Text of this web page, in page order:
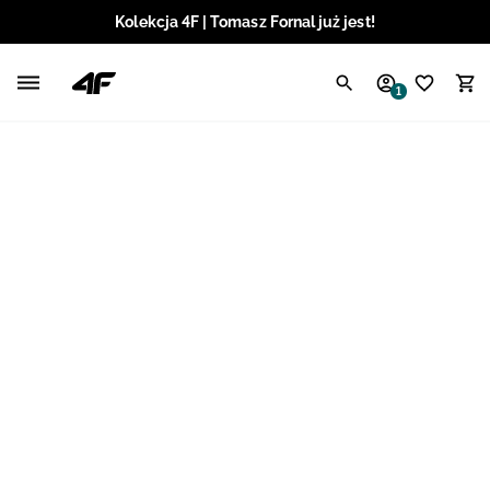
Kolekcja 4F | Tomasz Fornal już jest!
1